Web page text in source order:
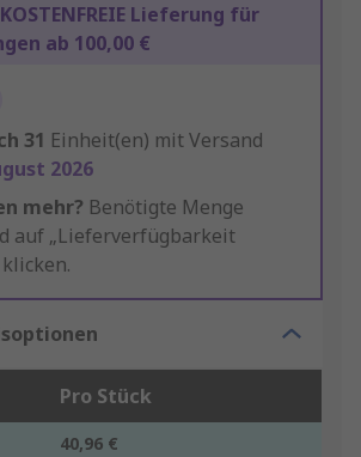
Lieferung für
ab 100,00 €
31 Einheit(en) mit Versand
2026
mehr? Benötigte Menge
auf „Lieferverfügbarkeit
Pro Stück
40,96 €